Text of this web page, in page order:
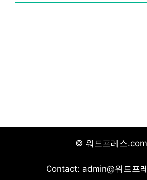
© 워드프레스.com
Contact: admin@워드프